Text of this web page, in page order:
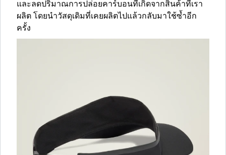
และลดปริมาณการปล่อยคาร์บอนที่เกิดจากสินค้าที่เรา
ผลิต โดยนำวัสดุเดิมที่เคยผลิตไปแล้วกลับมาใช้ซ้ำอีก
ครั้ง